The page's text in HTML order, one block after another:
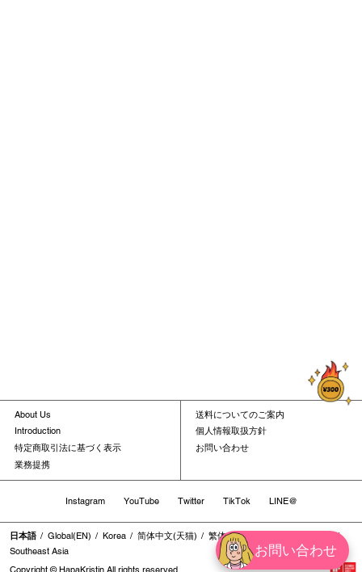
お問い合わせ
About Us
Introduction
特定商取引法に基づく表示
業務提携
送料についてのご案内
個人情報取扱方針
お問い合わせ
Instagram YouTube Twitter TikTok LINE@
日本語 Global(EN) Korea 简体中文(天猫) 繁体中文
Southeast Asia
Copyright © HapaKristin All rights reserved.